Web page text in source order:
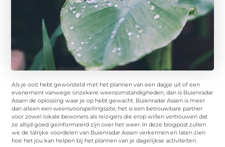
Als je ooit hebt geworsteld met het plannen van een dagje uit of een
evenement vanwege onzekere weersomstandigheden, dan is Buienradar
Assen de oplossing waar je op hebt gewacht. Buienradar Assen is meer
dan alleen een weersvoorspellingssite; het is een betrouwbare partner
voor zowel lokale bewoners als reizigers die erop willen vertrouwen dat
ze altijd goed geïnformeerd zijn over het weer. In deze blogpost zullen
we de talrijke voordelen van Buienradar Assen verkennen en laten zien
hoe het jou kan helpen bij het plannen van je dagelijkse activiteiten.